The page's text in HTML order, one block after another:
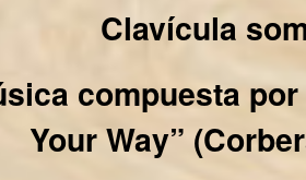
Clavícula
compuesta
Your Way”